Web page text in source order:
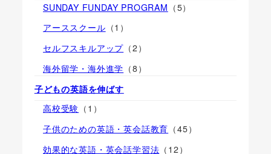
SUNDAY FUNDAY PROGRAM （5）
アーススクール （1）
セルフスキルアップ （2）
海外留学・海外進学 （8）
子どもの英語を伸ばす
高校受験 （1）
子供のための英語・英会話教育 （45）
効果的な英語・英会話学習法 （12）